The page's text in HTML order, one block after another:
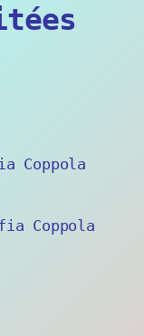
Coppola
Coppola